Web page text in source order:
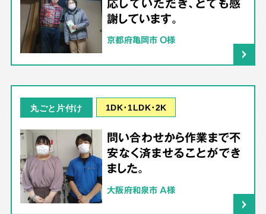
謝しています。
京都府亀岡市 O様
丸ごと片付け 1DK･1LDK･2K
問い合わせから作業まで不
安なく済ませることができ
ました。
大阪府和泉市 A様